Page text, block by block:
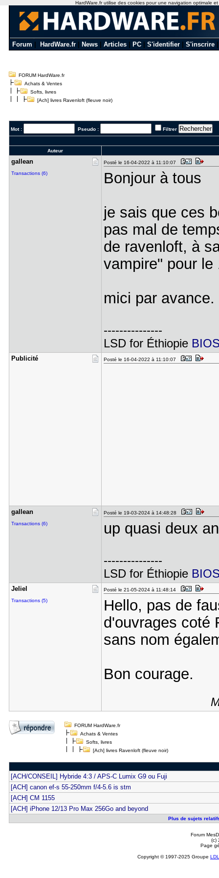
Forum HardWare.fr News Articles PC S'identifier S'inscrire
FORUM HardWare.fr
Achats & Ventes
Softs, livres
[Ach] livres Ravenloft (fleuve noir)
Mot : Pseudo : Filtrer
Auteur
gallean
Transactions (6)
Posté le 16-04-2022 à 11:10:07
Bonjour à tous
je sais que ces
pas mal de
de ravenloft, à
vampire" pour le
mici par avance.
---------------
LSD for Éthiopie
Publicité Posté le 16-04-2022 à 11:10:07
gallean
Transactions (6)
Posté le 19-03-2024 à 14:48:28
up quasi deux
---------------
LSD for Éthiopie
Jeliel
Transactions (5)
Posté le 21-05-2024 à 11:48:14
Hello, pas de
d'ouvrages coté
sans nom
Bon courage.
FORUM HardWare.fr
Achats & Ventes
Softs, livres
[Ach] livres Ravenloft (fleuve noir)
[ACH/CONSEIL] Hybride 4:3 / APS-C Lumix G9 ou Fuji
[ACH] canon ef-s 55-250mm f/4-5.6 is stm
[ACH] CM 1155
[ACH] iPhone 12/13 Pro Max 256Go and beyond
Plus de sujets
Forum
(c)
Page
Copyright © 1997-2025 Groupe
HardWare.fr utilise des cookies pour une navigation optimale